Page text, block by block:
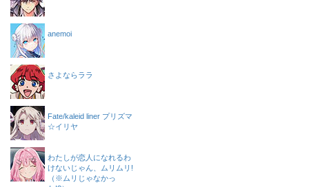
anemoi
さよならララ
Fate/kaleid liner プリズマ
☆イリヤ
わたしが恋人になれるわ
けないじゃん、ムリムリ!
（※ムリじゃなかっ